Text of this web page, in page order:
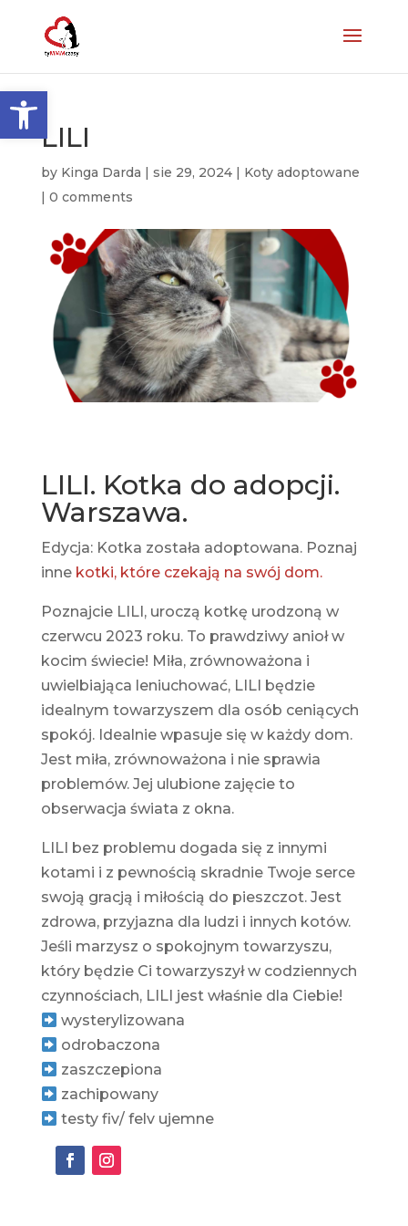
Otwórz pasek narzędzi
LILI
by Kinga Darda | sie 29, 2024| Koty adoptowane
| 0 comments
LILI. Kotka do adopcji.
Warszawa.
Edycja: Kotka została adoptowana. Poznaj
inne kotki, które czekają na swój dom.
Poznajcie LILI, uroczą kotkę urodzoną w
czerwcu 2023 roku. To prawdziwy anioł w
kocim świecie! Miła, zrównoważona i
uwielbiająca leniuchować, LILI będzie
idealnym towarzyszem dla osób ceniących
spokój. Idealnie wpasuje się w każdy dom.
Jest miła, zrównoważona i nie sprawia
problemów. Jej ulubione zajęcie to
obserwacja świata z okna.
LILI bez problemu dogada się z innymi
kotami i z pewnością skradnie Twoje serce
swoją gracją i miłością do pieszczot. Jest
zdrowa, przyjazna dla ludzi i innych kotów.
Jeśli marzysz o spokojnym towarzyszu,
który będzie Ci towarzyszył w codziennych
czynnościach, LILI jest właśnie dla Ciebie!
wysterylizowana
odrobaczona
zaszczepiona
zachipowany
testy fiv/ felv ujemne